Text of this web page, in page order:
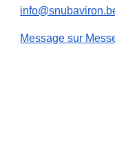
Message sur